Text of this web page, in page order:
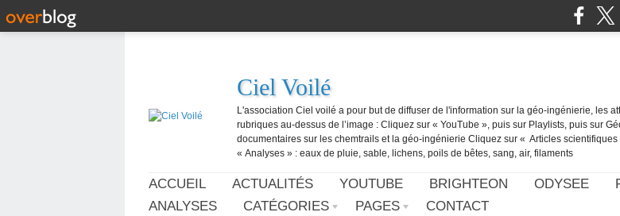
Ciel Voilé
L'association Ciel voilé a pour but de diffuser de l'information sur la géo-ingénierie, les
rubriques au-dessus de l’image : Cliquez sur « YouTube », puis sur Playlists, puis sur
documentaires sur les chemtrails et la géo-ingénierie Cliquez sur « Articles
« Analyses » : eaux de pluie, sable, lichens, poils de bêtes, sang, air, filaments
ACCUEIL ACTUALITÉS YOUTUBE BRIGHTEON ODYSEE
ANALYSES
CATÉGORIES PAGES CONTACT